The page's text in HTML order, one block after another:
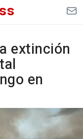
extinción
en